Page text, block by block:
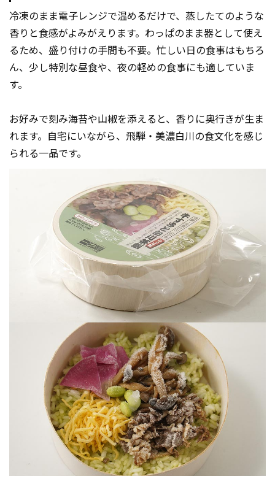
冷凍のまま電子レンジで温めるだけで、蒸したてのような
香りと食感がよみがえります。わっぱのまま器として使え
るため、盛り付けの手間も不要。忙しい日の食事はもちろ
ん、少し特別な昼食や、夜の軽めの食事にも適していま
す。
お好みで刻み海苔や山椒を添えると、香りに奥行きが生ま
れます。自宅にいながら、飛騨・美濃白川の食文化を感じ
られる一品です。